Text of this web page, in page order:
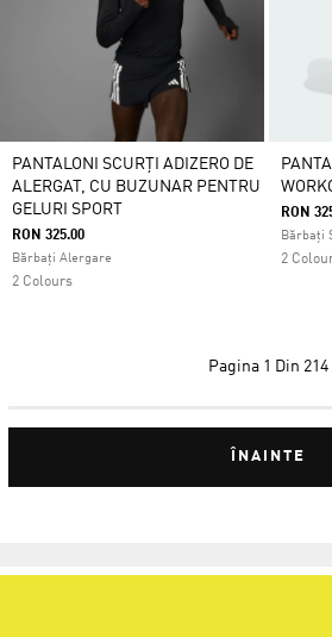
PANTALONI SCURȚI ADIZERO DE
ALERGAT, CU BUZUNAR PENTRU
GELURI SPORT
RON 325.00
Bărbați Alergare
2 Colours
RON
Bărbați
2
Pagina 1 Din 214
ÎNAINTE